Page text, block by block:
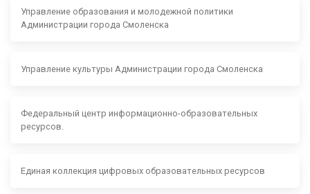
Управление образования и молодежной политики
Администрации города Смоленска
Управление культуры Администрации города Смоленска
Федеральный центр информационно-образовательных
ресурсов.
Единая коллекция цифровых образовательных ресурсов